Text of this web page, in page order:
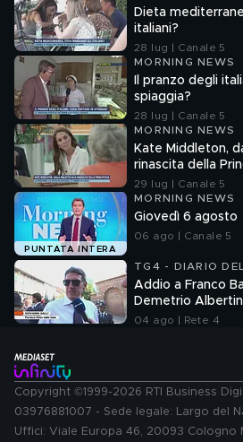
Dieta
italiani?
28 lug | Canale 5
MORNING NEWS
Il pranzo degli
spiaggia?
28 lug | Canale 5
MORNING NEWS
Kate Middleton,
rinascita della
29 lug | Canale 5
PUNTATA INTERA
MORNING NEWS
Giovedì 6 agosto
06 ago | Canale 5
TG4 - DIARIO
Addio a Franco
Demetrio
Giovanni Galli
04 ago | Rete 4
Copyright ©1999-2026 RTI Business
03976881007 - Sede legale: Largo del
Uffici: Viale Europa 46, 20093 Cologno